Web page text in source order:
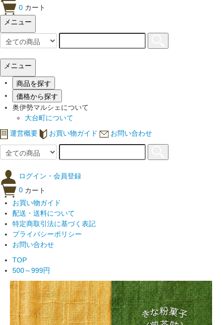
0 カート
メニュー
メニュー
商品を探す
価格から探す
奥伊勢マルシェについて
大台町について
運営概要
お買い物ガイド お問い合わせ
ログイン・会員登録
0 カート
お買い物ガイド
配送・送料について
特定商取引法に基づく表記
プライバシーポリシー
お問い合わせ
TOP
500～999円